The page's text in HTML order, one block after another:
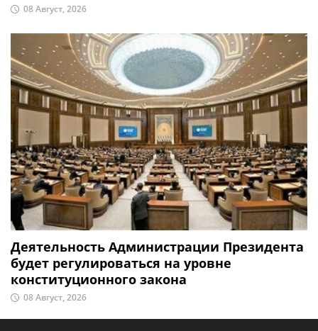
08 Август, 2026
Деятельность Администрации Президента
будет регулироваться на уровне
конституционного закона
08 Август, 2026